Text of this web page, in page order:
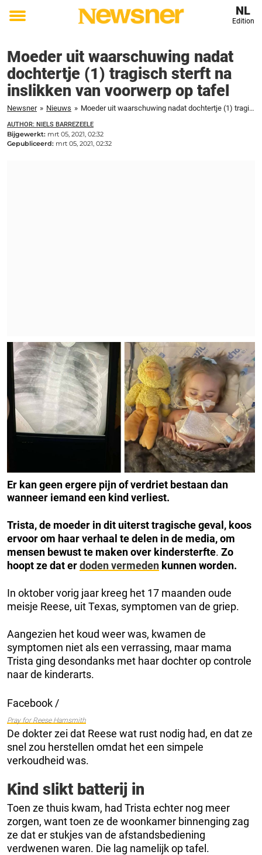
Toggle
NL
Edition
Moeder uit waarschuwing nadat
dochtertje (1) tragisch sterft na
inslikken van voorwerp op tafel
Newsner » Nieuws » Moeder uit waarschuwing nadat dochtertje (1) tragisch sterft na inslikken van voorwerp op tafel
AUTHOR: NIELS BARREZEELE
Bijgewerkt: mrt 05, 2021, 02:32
Gepubliceerd: mrt 05, 2021, 02:32
Er kan geen ergere pijn of verdriet bestaan dan
wanneer iemand een kind verliest.
Trista, de moeder in dit uiterst tragische geval, koos
ervoor om haar verhaal te delen in de media, om
mensen bewust te maken over kindersterfte. Zo
hoopt ze dat erdoden vermeden kunnen worden.
In oktober vorig jaar kreeg het 17 maanden oude
meisje Reese, uit Texas, symptomen van de griep.
Aangezien het koud weer was, kwamen de
symptomen niet als een verrassing, maar mama
Trista ging desondanks met haar dochter op controle
naar de kinderarts.
Facebook /
Pray for Reese Hamsmith
De dokter zei dat Reese wat rust nodig had, en dat ze
snel zou herstellen omdat het een simpele
verkoudheid was.
Kind slikt batterij in
Toen ze thuis kwam, had Trista echter nog meer
zorgen, want toen ze de woonkamer binnenging zag
ze dat er stukjes van de afstandsbediening
verdwenen waren. Die lag namelijk op tafel.